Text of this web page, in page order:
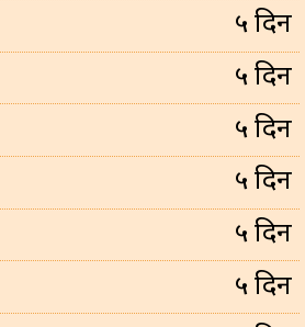
५ दिन
५ दिन
५ दिन
५ दिन
५ दिन
५ दिन